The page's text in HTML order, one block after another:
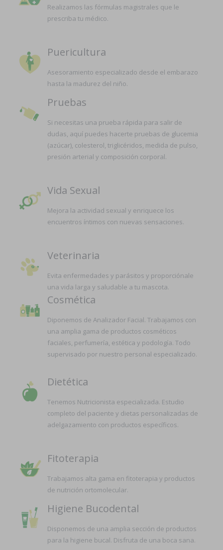
Realizamos las fórmulas magistrales que le
prescriba tu médico.
Puericultura
Asesoramiento especializado desde el embarazo
hasta la madurez del niño.
Pruebas
Si necesitas una prueba rápida para salir de
dudas, aquí puedes hacerte pruebas de glucemia
(azúcar), colesterol, triglicéridos, medida de pulso,
presión arterial y composición corporal.
Vida Sexual
Mejora la actividad sexual y enriquece los
encuentros íntimos con nuevas sensaciones.
Veterinaria
Evita enfermedades y parásitos y proporciónale
una vida larga y saludable a tu mascota.
Cosmética
Diponemos de Analizador Facial. Trabajamos con
una amplia gama de productos cosméticos
faciales, perfumería, estética y podología. Todo
supervisado por nuestro personal especializado.
Dietética
Tenemos Nutricionista especializada. Estudio
completo del paciente y dietas personalizadas de
adelgazamiento con productos específicos.
Fitoterapia
Trabajamos alta gama en fitoterapia y productos
de nutrición ortomolecular.
Higiene Bucodental
Disponemos de una amplia sección de productos
para la higiene bucal. Disfruta de una boca sana.